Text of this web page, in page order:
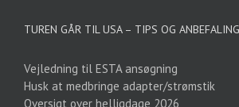
TUREN GÅR TIL USA – TIPS OG
Vejledning til ESTA ansøgning
Husk at medbringe adapter/strømstik
Oversigt over helligdage 2026